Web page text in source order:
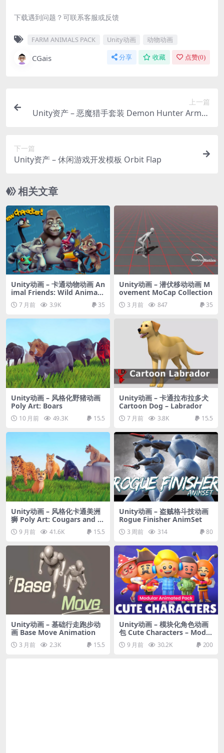
下载遇到问题？可联系客服或反馈
FARM ANIMALS PACK Unity动画 动物动画
CGais 分享 收藏 点赞(0)
上一篇
Unity资产 – 恶魔猎手套装 Demon Hunter Armor
下一篇
Unity资产 – 休闲游戏开发模板 Orbit Flap
相关文章
Unity动画 – 卡通动物动画 An
imal Friends: Wild Animals
(7 Characters)
7 月前 3.9K 35
Unity动画 – 潜伏移动动画 M
ovement MoCap Collection
3 月前 847 35
Unity动画 – 风格化野猪动画
Poly Art: Boars
10 月前 49.3K 15.5
Unity动画 – 卡通拉布拉多犬
Cartoon Dog – Labrador
7 月前 3.8K 15.5
Unity动画 – 风格化卡通美洲
狮​​ Poly Art: Cougars and P
anthers
9 月前 41.6K 15.5
Unity动画 – 盗贼格斗技动画
Rogue Finisher AnimSet
3 周前 314 80
Unity动画 – 基础行走跑步动
画 Base Move Animation
3 月前 2.3K 15.5
Unity动画 – 模块化角色动画
包 Cute Characters – Modul
ar Animated Pack
9 月前 30.2K 200